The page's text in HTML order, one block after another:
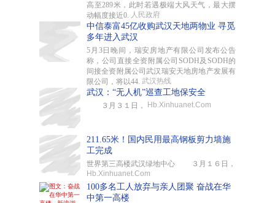
高至289米，此时若遇极端大风天气，最大摆
动幅度接近0. 人民政府
中信泰富45亿收购武汉天地两物业 寻觅
多年进入武汉
5月3日晚间，瑞安房地产有限公司发布公告
称，公司直接全资附属公司SODH及SODH的
间接全资附属公司武汉瑞安天地房地产发展有
限公司，将以44. 武汉热线
武汉：“无人机”巡查工地保安全
３月３１日， Hb.Xinhuanet.Com
211.65米！国内民用最高钢板剪力墙施
工完成
世界第三高楼武汉绿地中心 ３月１６日，
Hb.Xinhuanet.Com
100多名工人放弃与亲人团聚 奋战在华
中第一高楼